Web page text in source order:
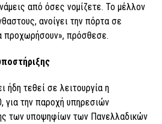
από όσες νομίζετε. Το μέλλον
ανοίγει την πόρτα σε
προχωρήσουν», πρόσθεσε.
ήδη τεθεί σε λειτουργία η
για την παροχή υπηρεσιών
των υποψηφίων των Πανελλαδικών